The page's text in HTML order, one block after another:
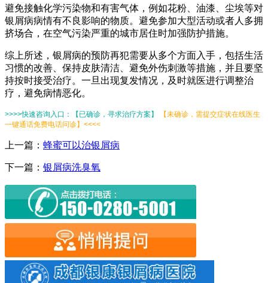
避免接触化学污染物和有害气体，例如花粉、油漆、尘埃等对
银屑病病情有不良影响的物质。避免参加大型活动或者人多拥
挤场合，在空气污染严重的城市居住时加强防护措施。
综上所述，银屑病的预防再犯需要从多个方面入手，包括生活
习惯的改善、保持皮肤清洁、避免外伤刺激等措施，并且要坚
持按时接受治疗。一旦出现复发情况，及时就医进行调整治
疗，避免病情恶化。
>>>>快速咨询入口：【已确诊，寻求治疗方案】
【未确诊，需提交症状在线医生
一键通话免费电话问诊】<<<<
上一篇： 蜂蜜可以治银屑病
下一篇： 银屑病洗臭氧